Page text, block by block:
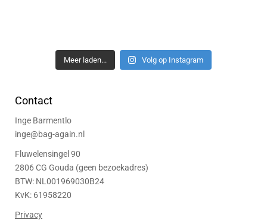
Meer laden... Volg op Instagram
Contact
Inge Barmentlo
inge@bag-again.nl
Fluwelensingel 90
2806 CG Gouda (geen bezoekadres)
BTW: NL001969030B24
KvK: 61958220
Privacy